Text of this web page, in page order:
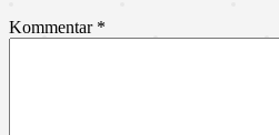
Kommentar *